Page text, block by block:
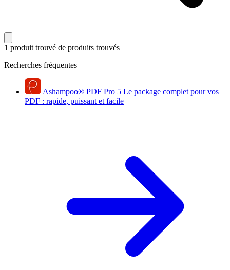
1 produit trouvé de produits trouvés
Recherches fréquentes
Ashampoo® PDF Pro 5 Le package complet pour vos
PDF : rapide, puissant et facile